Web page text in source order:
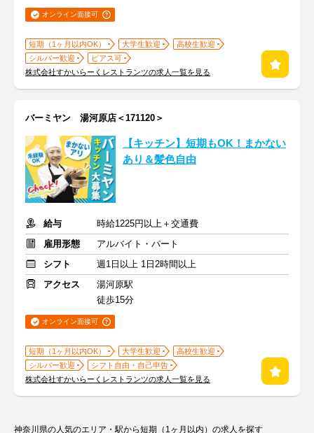
オンライン面接可
短期（1ヶ月以内OK） 大学生歓迎
高校生歓迎
シルバー歓迎
ピアス可
株式会社すかいらーくレストランツの求人一覧を見る
バーミヤン 湯河原店＜171120＞
【キッチン】短期もOK！まかない
あり＆髪色自由
給与
時給1225円以上＋交通費
雇用形態
アルバイト・パート
シフト
週1日以上 1日2時間以上
アクセス
湯河原駅
徒歩15分
オンライン面接可
短期（1ヶ月以内OK） 大学生歓迎
高校生歓迎
シルバー歓迎
シフト自由・自己申告
株式会社すかいらーくレストランツの求人一覧を見る
神奈川県の人気のエリア・駅から短期（1ヶ月以内）の求人を探す